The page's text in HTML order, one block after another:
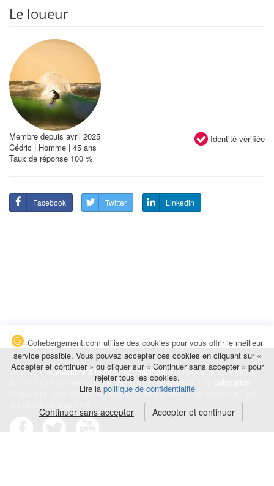
Le loueur
Identité vérifiée
Membre depuis avril 2025
Cédric | Homme | 45 ans
Taux de réponse 100 %
Facebook Twitter Linkedin
Trouvez unechambre à louer chez l'habitantà la nuitée, à la semaine,
au mois ou à l'année pour de courts et longs séjours, une
temporaire : des études, un stage, un déplacement professionnel, une
Cohebergement.com utilise des cookies pour vous offrir le meilleur
service possible. Vous pouvez accepter ces cookies en cliquant sur «
Accepter et continuer » ou cliquer sur « Continuer sans accepter » pour
rejeter tous les cookies.
Lire la politique de confidentialité
Continuer sans accepter Accepter et continuer